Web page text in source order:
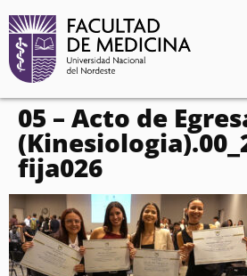
contenido
05 – Acto de
fija026